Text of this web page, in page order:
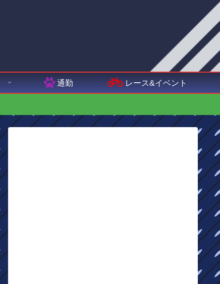
通勤 レース&イベント